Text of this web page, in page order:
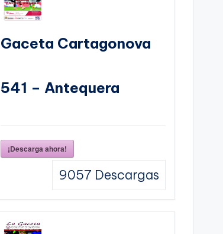
Gaceta Cartagonova
541 – Antequera
¡Descarga ahora!
9057 Descargas